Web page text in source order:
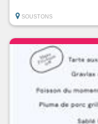
SOUSTONS